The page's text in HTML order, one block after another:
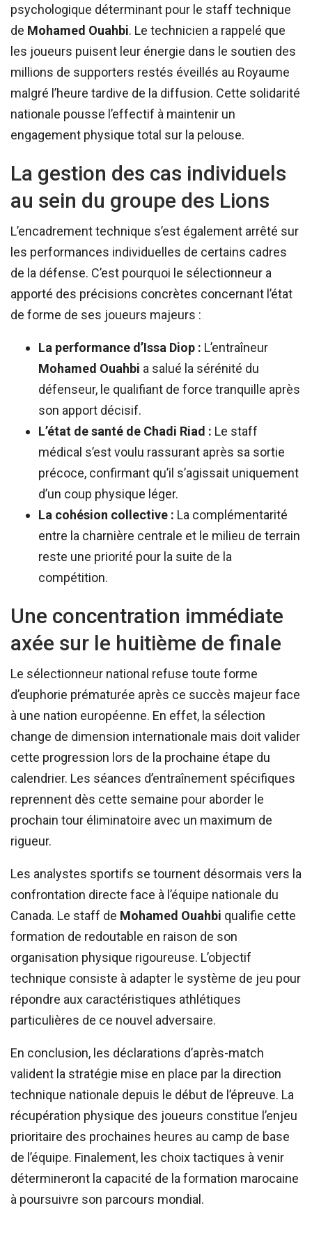
psychologique déterminant pour le staff technique
de Mohamed Ouahbi. Le technicien a rappelé que
les joueurs puisent leur énergie dans le soutien des
millions de supporters restés éveillés au Royaume
malgré l’heure tardive de la diffusion. Cette solidarité
nationale pousse l’effectif à maintenir un
engagement physique total sur la pelouse.
La gestion des cas individuels
au sein du groupe des Lions
L’encadrement technique s’est également arrêté sur
les performances individuelles de certains cadres
de la défense. C’est pourquoi le sélectionneur a
apporté des précisions concrètes concernant l’état
de forme de ses joueurs majeurs :
La performance d’Issa Diop : L’entraîneur
Mohamed Ouahbi a salué la sérénité du
défenseur, le qualifiant de force tranquille après
son apport décisif.
L’état de santé de Chadi Riad : Le staff
médical s’est voulu rassurant après sa sortie
précoce, confirmant qu’il s’agissait uniquement
d’un coup physique léger.
La cohésion collective : La complémentarité
entre la charnière centrale et le milieu de terrain
reste une priorité pour la suite de la
compétition.
Une concentration immédiate
axée sur le huitième de finale
Le sélectionneur national refuse toute forme
d’euphorie prématurée après ce succès majeur face
à une nation européenne. En effet, la sélection
change de dimension internationale mais doit valider
cette progression lors de la prochaine étape du
calendrier. Les séances d’entraînement spécifiques
reprennent dès cette semaine pour aborder le
prochain tour éliminatoire avec un maximum de
rigueur.
Les analystes sportifs se tournent désormais vers la
confrontation directe face à l’équipe nationale du
Canada. Le staff de Mohamed Ouahbi qualifie cette
formation de redoutable en raison de son
organisation physique rigoureuse. L’objectif
technique consiste à adapter le système de jeu pour
répondre aux caractéristiques athlétiques
particulières de ce nouvel adversaire.
En conclusion, les déclarations d’après-match
valident la stratégie mise en place par la direction
technique nationale depuis le début de l’épreuve. La
récupération physique des joueurs constitue l’enjeu
prioritaire des prochaines heures au camp de base
de l’équipe. Finalement, les choix tactiques à venir
détermineront la capacité de la formation marocaine
à poursuivre son parcours mondial.